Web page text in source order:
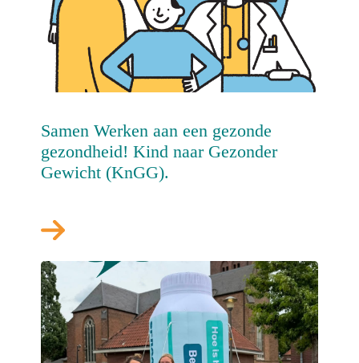
Samen Werken aan een gezonde
gezondheid! Kind naar Gezonder
Gewicht (KnGG).